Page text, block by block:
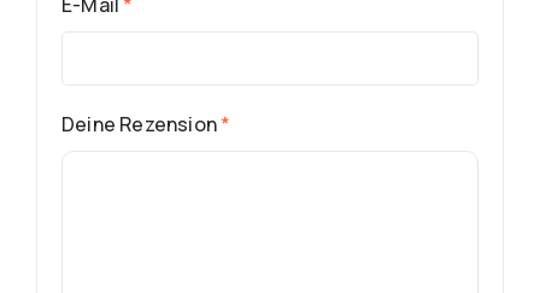
Deine Rezension*